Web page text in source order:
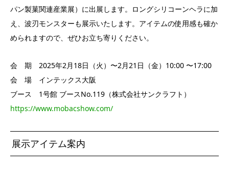
パン製菓関連産業展）に出展します。ロングシリコーンヘラに加
え、波刃モンスターも展示いたします。アイテムの使用感も確か
められますので、ぜひお立ち寄りください。
会 期 2025年2月18日（火）〜2月21日（金）10:00 〜17:00
会 場 インテックス大阪
ブース 1号館 ブースNo.119（株式会社サンクラフト）
https://www.mobacshow.com/
展示アイテム案内